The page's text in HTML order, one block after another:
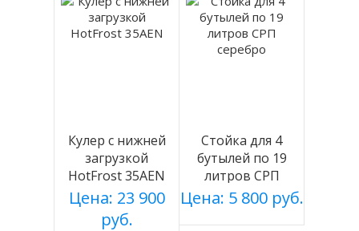
Кулер с нижней
загрузкой
HotFrost 35AEN
Цена: 23 900
руб.
Стойка для 4
бутылей по 19
литров СРП
серебро
Цена: 5 800 руб.